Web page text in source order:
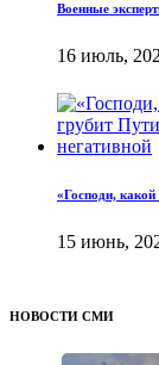
Военные
16 июль,
«Господи,
15 июнь,
НОВОСТИ СМИ